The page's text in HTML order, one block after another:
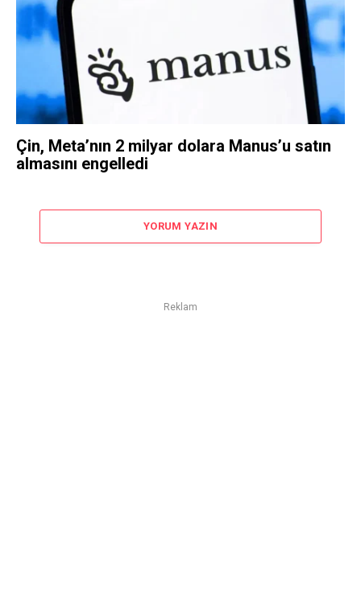
Çin, Meta’nın 2 milyar dolara Manus’u satın
almasını engelledi
YORUM YAZIN
Reklam